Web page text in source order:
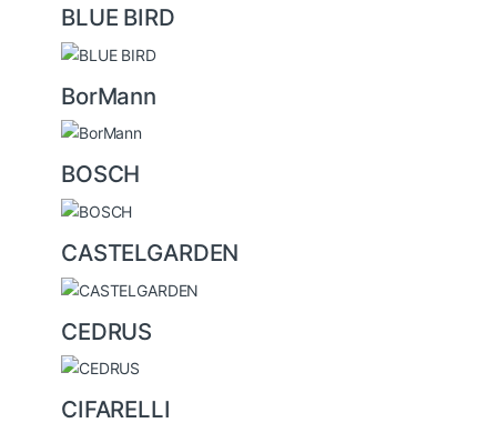
BLUE BIRD
BorMann
BOSCH
CASTELGARDEN
CEDRUS
CIFARELLI